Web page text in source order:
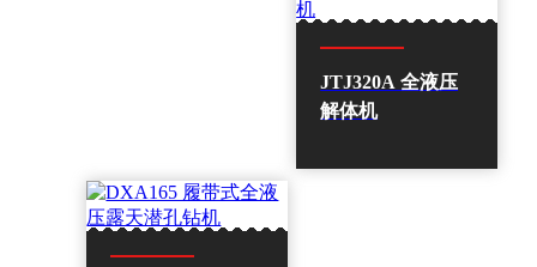
JTJ320A 全液压
解体机